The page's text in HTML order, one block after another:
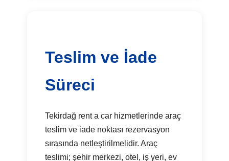
Teslim ve İade
Süreci
Tekirdağ rent a car hizmetlerinde araç
teslim ve iade noktası rezervasyon
sırasında netleştirilmelidir. Araç
teslimi; şehir merkezi, otel, iş yeri, ev